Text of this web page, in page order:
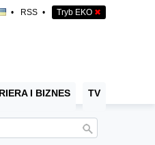
• RSS • Tryb EKO ✖
I BIZNES TV